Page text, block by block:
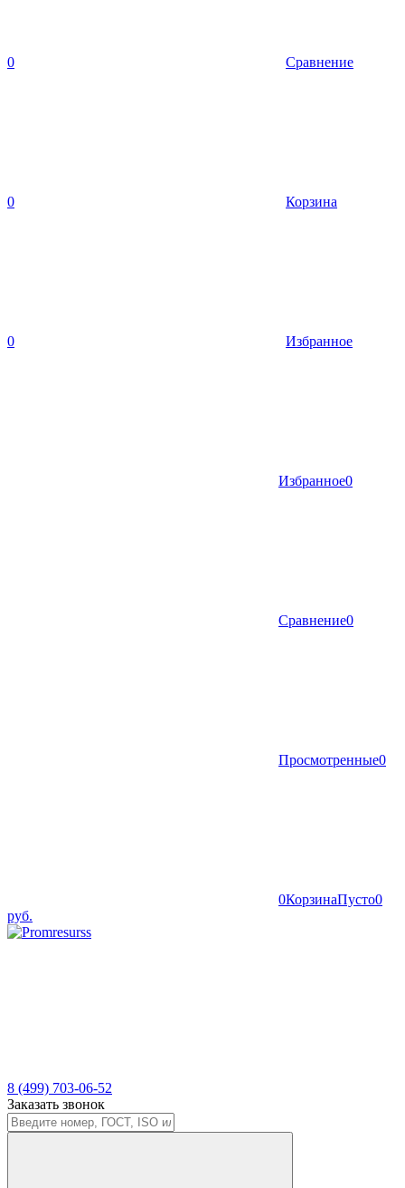
0 Сравнение
0 Корзина
0 Избранное
Избранное0
Сравнение0
Просмотренные0
0КорзинаПусто0
руб.
8 (499) 703-06-52
Заказать звонок